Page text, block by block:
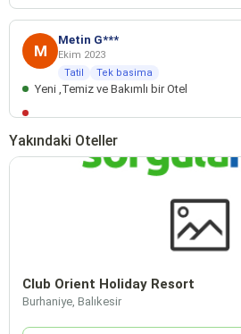
M
Metin G***
Ekim 2023
Tatil
Tek basima
Yeni ,Temiz ve Bakımlı bir Otel
Yakındaki Oteller
Club Orient Holiday Resort
Burhaniye, Balıkesir